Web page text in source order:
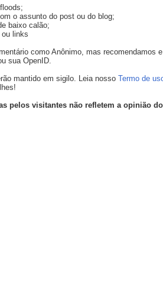
o assunto do post ou do blog;
baixo calão;
links
como Anônimo, mas recomendamos
sua OpenID.
mantido em sigilo. Leia nosso Termo de
pelos visitantes não refletem a opinião